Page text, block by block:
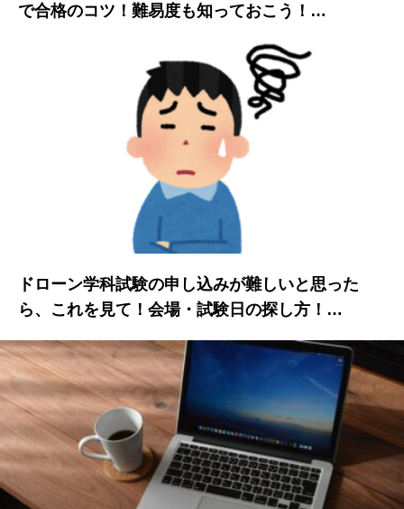
で合格のコツ！難易度も知っておこう！…
ドローン学科試験の申し込みが難しいと思った
ら、これを見て！会場・試験日の探し方！…